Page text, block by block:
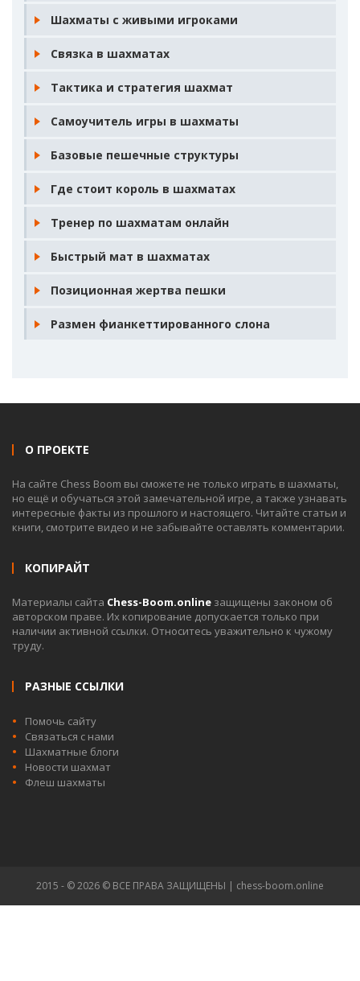
Шахматы с живыми игроками
Связка в шахматах
Тактика и стратегия шахмат
Самоучитель игры в шахматы
Базовые пешечные структуры
Где стоит король в шахматах
Тренер по шахматам онлайн
Быстрый мат в шахматах
Позиционная жертва пешки
Размен фианкеттированного слона
О ПРОЕКТЕ
На сайте Chess Boom вы сможете не только играть в шахматы,
но ещё и обучаться этой замечательной игре, а также узнавать
интересные факты из прошлого и настоящего. Читайте статьи и
книги, смотрите видео и не забывайте оставлять комментарии.
КОПИРАЙТ
Материалы сайта Chess-Boom.online защищены законом об
авторском праве. Их копирование допускается только при
наличии активной ссылки. Относитесь уважительно к чужому
труду.
РАЗНЫЕ ССЫЛКИ
Помочь сайту
Связаться с нами
Шахматные блоги
Новости шахмат
Флеш шахматы
2015 - © 2026 © ВСЕ ПРАВА ЗАЩИЩЕНЫ | chess-boom.online